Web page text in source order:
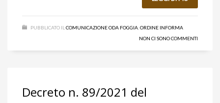
PUBBLICATO IL COMUNICAZIONE ODA FOGGIA ORDINE INFORMA
NON CI SONO COMMENTI
Decreto n. 89/2021 del